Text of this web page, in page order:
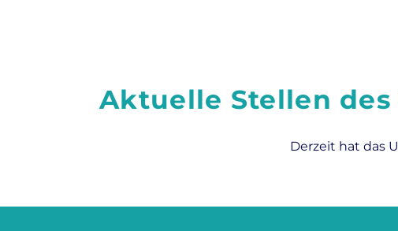
Aktuelle Stellen
Derzeit hat das